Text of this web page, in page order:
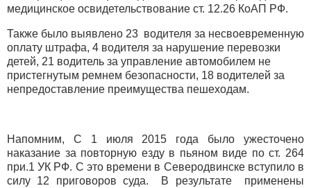
медицинское освидетельствование ст. 12.26 КоАП РФ.
Также было выявлено 23 водителя за несвоевременную
оплату штрафа, 4 водителя за нарушение перевозки
детей, 21 водитель за управление автомобилем не
пристегнутым ремнем безопасности, 18 водителей за
непредоставление преимущества пешеходам.
Напомним, С 1 июля 2015 года было ужесточено
наказание за повторную езду в пьяном виде по ст. 264
при.1 УК РФ. С это времени в Северодвинске вступило в
силу 12 приговоров суда. В результате применены